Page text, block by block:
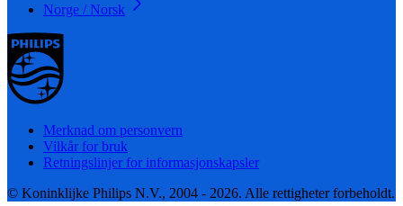
Norge / Norsk
Merknad om personvern
Vilkår for bruk
Retningslinjer for informasjonskapsler
© Koninklijke Philips N.V., 2004 - 2026. Alle rettigheter forbeholdt.